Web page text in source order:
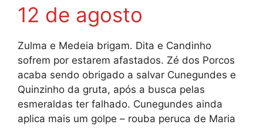
12 de agosto
Zulma e Medeia brigam. Dita e Candinho
sofrem por estarem afastados. Zé dos Porcos
acaba sendo obrigado a salvar Cunegundes e
Quinzinho da gruta, após a busca pelas
esmeraldas ter falhado. Cunegundes ainda
aplica mais um golpe – rouba peruca de Maria